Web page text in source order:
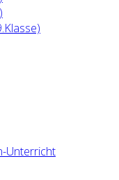
Unterricht